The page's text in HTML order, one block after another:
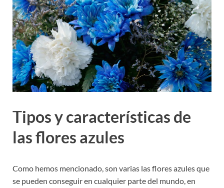
Tipos y características de
las flores azules
Como hemos mencionado, son varias las flores azules que
se pueden conseguir en cualquier parte del mundo, en